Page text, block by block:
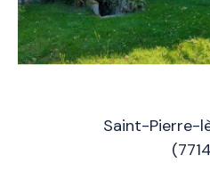
Saint-Pierre-